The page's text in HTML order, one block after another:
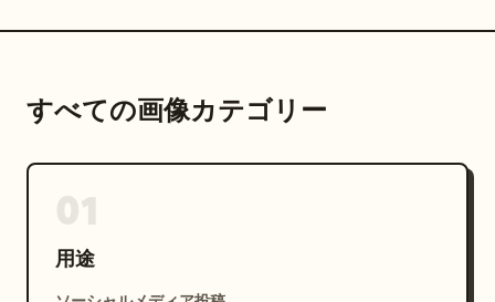
すべての画像カテゴリー
用途